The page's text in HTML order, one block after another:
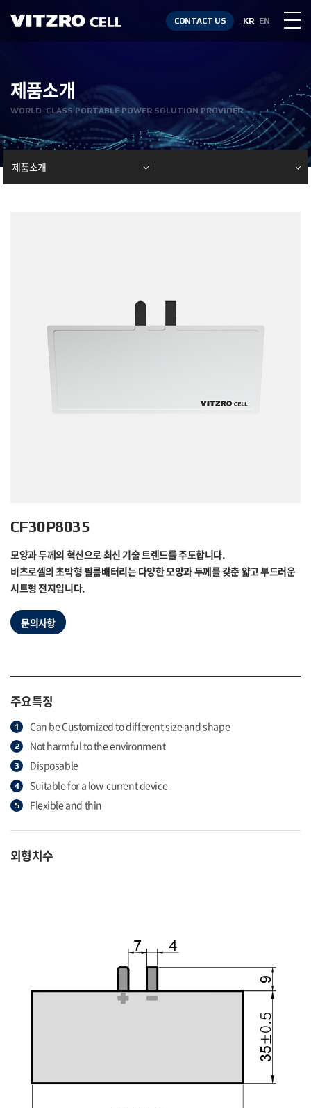
CONTACT US KR EN
제품소개
WORLD-CLASS PORTABLE POWER SOLUTION PROVIDER
제품소개
CF30P8035
모양과 두께의 혁신으로 최신 기술 트렌드를 주도합니다.
비츠로셀의 초박형 필름배터리는 다양한 모양과 두께를 갖춘 얇고 부드러운
시트형 전지입니다.
문의사항
주요특징
Can be Customized to different size and shape
Not harmful to the environment
Disposable
Suitable for a low-current device
Flexible and thin
외형치수